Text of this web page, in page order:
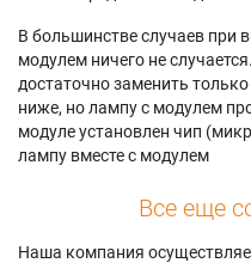
В большинстве случаев при
модулем ничего не
достаточно заменить
ниже, но лампу с модулем
модуле установлен чип
лампу вместе с модулем
Все еще
Наша компания